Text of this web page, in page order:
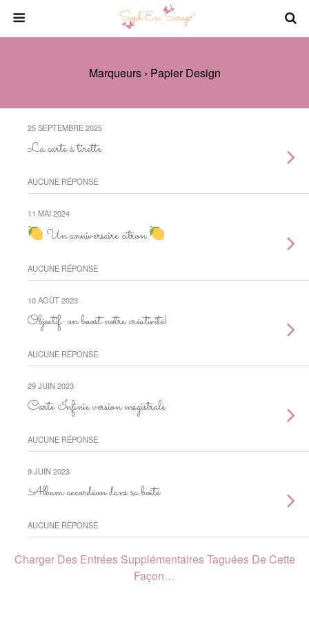
Marqueurs › Papier Design
25 SEPTEMBRE 2025
La carte à tirette
AUCUNE RÉPONSE
11 MAI 2024
Un anniversaire citron
AUCUNE RÉPONSE
10 AOÛT 2023
Objectif: on boost notre créativité!
AUCUNE RÉPONSE
29 JUIN 2023
Carte Infinie version magistrale
AUCUNE RÉPONSE
9 JUIN 2023
Album accordéon dans sa boîte
AUCUNE RÉPONSE
Charger Des Entrées Supplémentaires Taguées De Cette
Façon…